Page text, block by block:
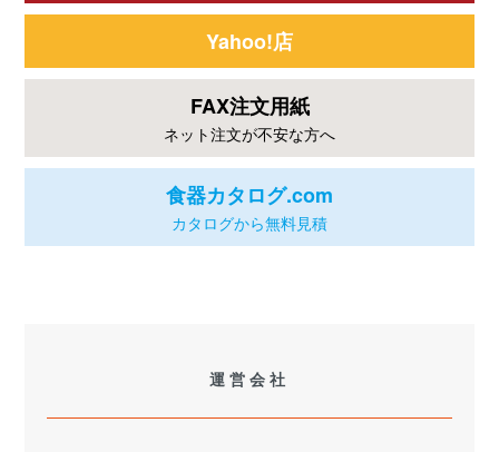
Yahoo!店
FAX注文用紙
ネット注文が不安な方へ
食器カタログ.com
カタログから無料見積
運営会社